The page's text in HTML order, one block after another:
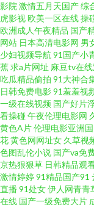
利 免费试看91福利 影
口在线韩国 精品国产乱
歪 丁香亚洲午夜激情
91成人观看 www夜夜
口站 超碰97人在线 国
综合 超碰97久久 狼友
国产精品 欧美多人干
影院 激情五月天国产综
虎影视欧美一区在线操
欧洲成人午夜精品 国产
网站 日本高清电影网 男
少妇视频导航 91国产小
蕉求a片网址 麻豆tv在
吃瓜精品偷拍 91大神合
日韩免费电影91羞羞视
一级在线视频 国产好片
看操碰午夜伦理电影网
黄色A片伦理电影亚洲
花黄色网网址女 久草视
色图乱伦小说 国产va免
京热狠狠草 日韩精品观
激情婷婷91精品国产91
直播 91处女伊人网青青
在线 国产一级免费大片